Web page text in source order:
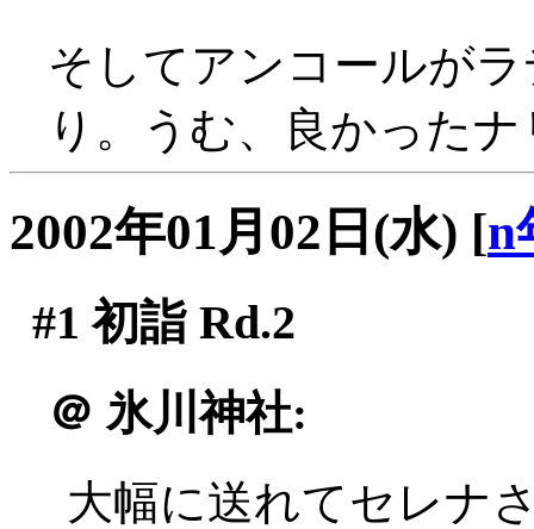
そしてアンコールが
り。うむ、良かったナ
2002年01月02日(水) [n
#1 初詣 Rd.2
＠ 氷川神社:
大幅に送れてセレナ